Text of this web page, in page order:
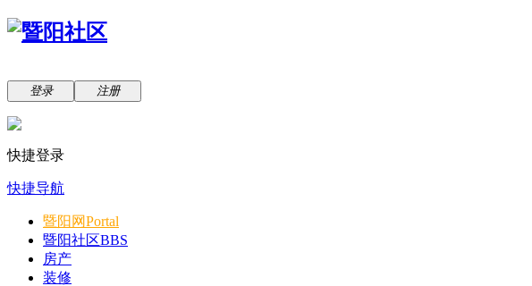
登录 注册
快捷登录
快捷导航
暨阳网Portal
暨阳社区BBS
房产
装修